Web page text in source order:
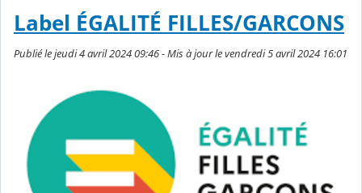
Label ÉGALITÉ FILLES/GARCONS
Publié le jeudi 4 avril 2024 09:46 - Mis à jour le vendredi 5 avril 2024 16:01